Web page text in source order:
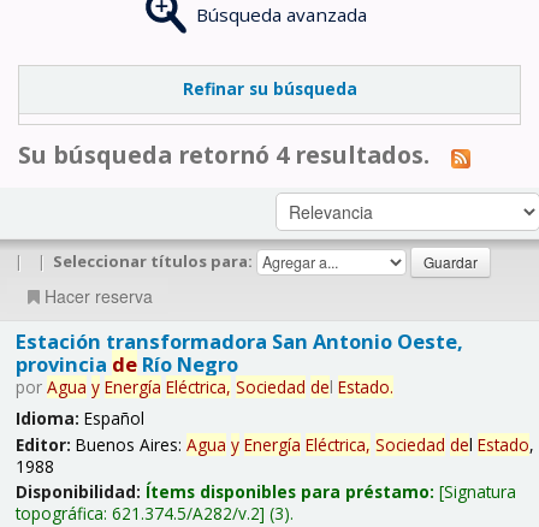
Búsqueda avanzada
Refinar su búsqueda
Su búsqueda retornó 4 resultados.
| | Seleccionar títulos para:
Hacer reserva
Estación transformadora San Antonio Oeste,
provincia deRío Negro
por Agua y Energía Eléctrica, Sociedad del Estado.
Idioma: Español
Editor: Buenos Aires: Agua y Energía Eléctrica, Sociedad del Estado,
1988
Disponibilidad: Ítems disponibles para préstamo: Signatura
topográfica: 621.374.5/A282/v.2 (3).